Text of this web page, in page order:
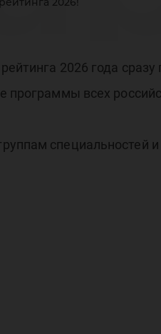
2026 года
программы всех
специальностей и